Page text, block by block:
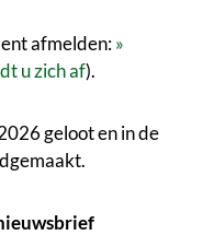
afmelden:»
u zich af).
geloot en in de